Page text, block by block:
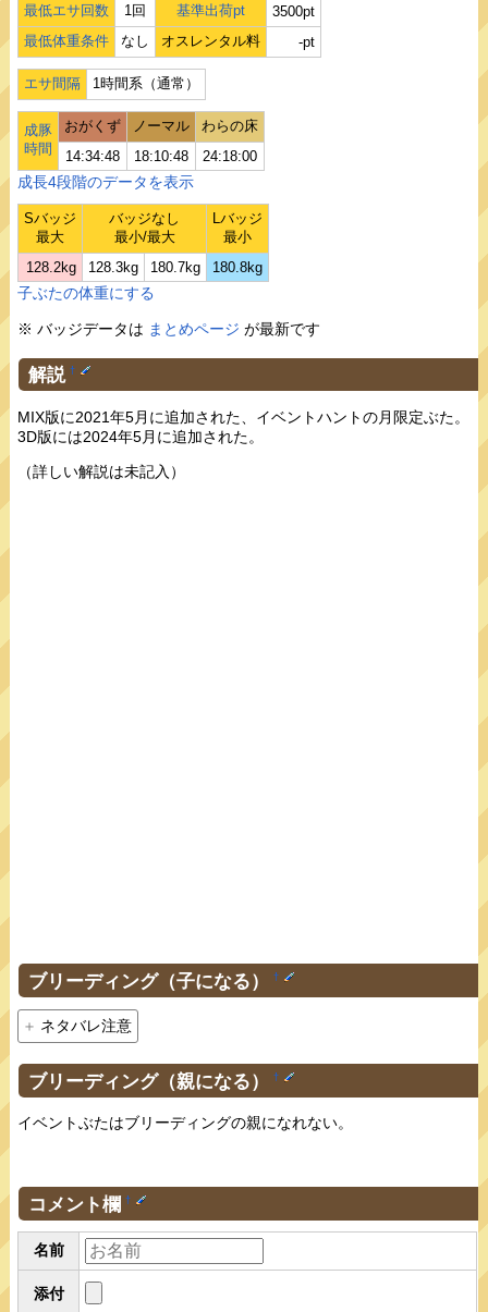
最低エサ回数 1回 基準出荷pt
3500pt
最低体重条件
なし オスレンタル料 -pt
エサ間隔 1時間系（通常）
成豚
時間
おがくず ノーマル
わらの床
14:34:48
18:10:48 24:18:00
成長4段階のデータを表示
Sバッジ
最大
バッジなし
最小/最大
Lバッジ
最小
128.2kg
128.3kg 180.7kg 180.8kg
子ぶたの体重にする
※ バッジデータは まとめページ が最新です
解説 †
MIX版に2021年5月に追加された、イベントハントの月限定ぶた。
3D版には2024年5月に追加された。
（詳しい解説は未記入）
ブリーディング（子になる） †
ネタバレ注意
ブリーディング（親になる） †
イベントぶたはブリーディングの親になれない。
コメント欄 †
名前
添付